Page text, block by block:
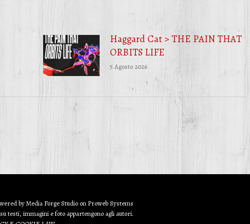
Haggard Cat > THE PAIN THAT
ORBITS LIFE
5 Agosto 2026
byMedia Forge Studio on ProwebSystems
testi, immagini e foto appartengono agli autori.